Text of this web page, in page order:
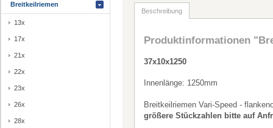
Breitkeilriemen
13x
17x
21x
22x
23x
26x
28x
Beschreibung
Produktinformationen
37x10x1250
Innenlänge: 1250mm
Breitkeilriemen Vari-Speed -
größere Stückzahlen bitte auf